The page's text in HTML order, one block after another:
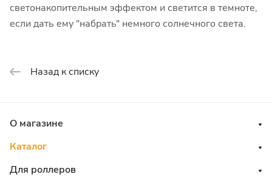
светонакопительным эффектом и светится в темноте,
если дать ему "набрать" немного солнечного света.
Назад к списку
О магазине
Каталог
Для роллеров